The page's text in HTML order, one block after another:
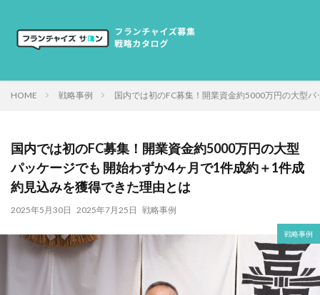
HOME 戦略事例 国内では初のFC募集！開業資金約5000万円の大型
国内では初のFC募集！開業資金約5000万円の大型
パッケージでも 開始わずか4ヶ月で1件成約＋1件成
約見込みを獲得できた理由とは
2025年5月30日 2025年7月25日 戦略事例
戦略事例